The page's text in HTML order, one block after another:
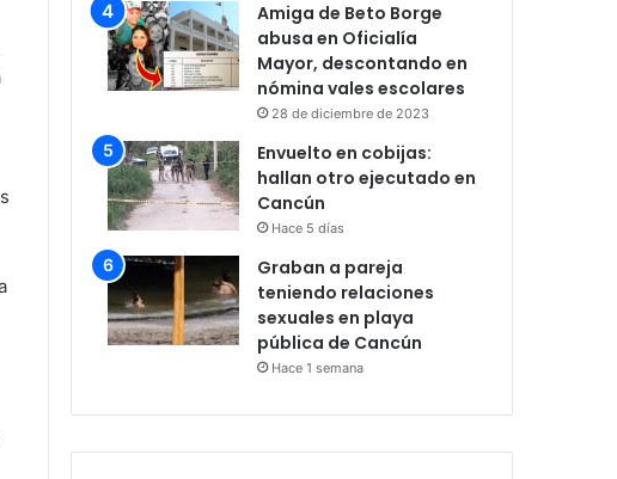
Amiga de Beto Borge
abusa en Oficialía
Mayor, descontando en
nómina vales escolares
28 de diciembre de 2023
Envuelto en cobijas:
hallan otro ejecutado en
Cancún
Hace 5 días
Graban a pareja
teniendo relaciones
sexuales en playa
pública de Cancún
Hace 1 semana